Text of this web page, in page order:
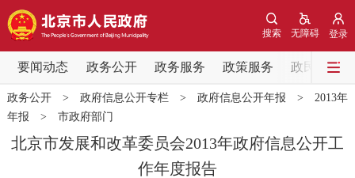
登录
无障碍
搜索
要闻动态 政务公开 政务服务 政策服务 政民互动
要闻动态
党中央精神 国务院信息 中央部委动态
北京要闻 会议信息 部门动态
政务公开> 政府信息公开专栏> 政府信息公开年报 > 2013年
年报 > 市政府部门
北京市发展和改革委员会2013年政府信息公开工
作年度报告